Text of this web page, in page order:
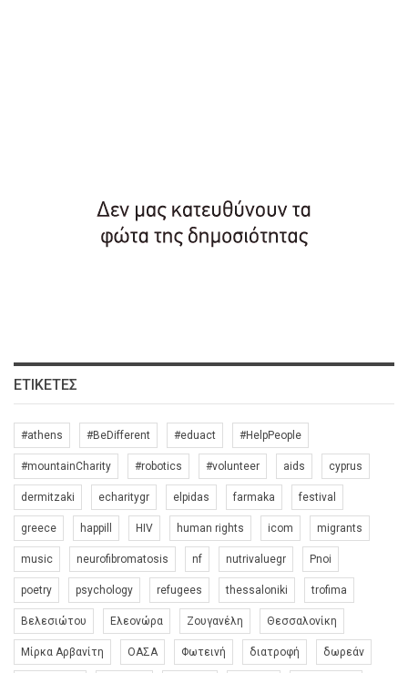
ΕΤΙΚΈΤΕΣ
#athens #BeDifferent #eduact #HelpPeople
#mountainCharity #robotics #volunteer aids cyprus
dermitzaki echaritygr elpidas farmaka festival
greece happill HIV human rights icom migrants
music neurofibromatosis nf nutrivaluegr Pnoi
poetry psychology refugees thessaloniki trofima
Βελεσιώτου Ελεονώρα Ζουγανέλη Θεσσαλονίκη
Μίρκα Αρβανίτη ΟΑΣΑ Φωτεινή διατροφή δωρεάν